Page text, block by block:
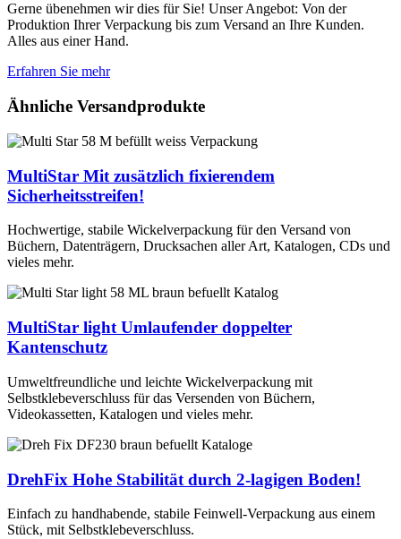
Gerne übenehmen wir dies für Sie! Unser Angebot: Von der
Produktion Ihrer Verpackung bis zum Versand an Ihre Kunden.
Alles aus einer Hand.
Erfahren Sie mehr
Ähnliche Versandprodukte
MultiStar Mit zusätzlich fixierendem
Sicherheitsstreifen!
Hochwertige, stabile Wickelverpackung für den Versand von
Büchern, Datenträgern, Drucksachen aller Art, Katalogen, CDs und
vieles mehr.
MultiStar light Umlaufender doppelter
Kantenschutz
Umweltfreundliche und leichte Wickelverpackung mit
Selbstklebeverschluss für das Versenden von Büchern,
Videokassetten, Katalogen und vieles mehr.
DrehFix Hohe Stabilität durch 2-lagigen Boden!
Einfach zu handhabende, stabile Feinwell-Verpackung aus einem
Stück, mit Selbstklebeverschluss.